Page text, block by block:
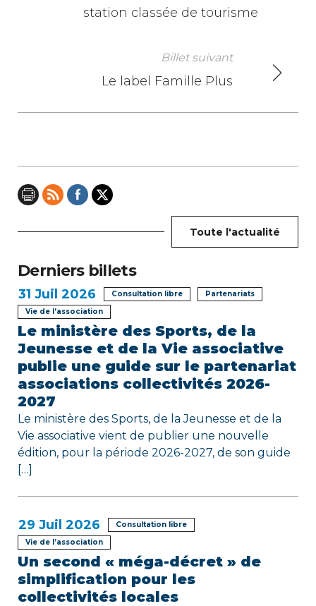
a
i
o
n
d
e
l
’
a
r
t
i
c
l
e
station classée de tourisme
Billet suivant
Le label Famille Plus
Toute l'actualité
Derniers billets
31 Juil 2026 Consultation libre
Partenariats
Vie de l’association
Le ministère des Sports, de la
Jeunesse et de la Vie associative
publie une guide sur le partenariat
associations collectivités 2026-
2027
Le ministère des Sports, de la Jeunesse et de la
Vie associative vient de publier une nouvelle
édition, pour la période 2026-2027, de son guide
[…]
29 Juil 2026
Consultation libre
Vie de l’association
Un second « méga-décret » de
simplification pour les
collectivités locales